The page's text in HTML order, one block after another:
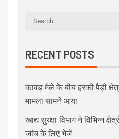
RECENT POSTS
कावड़ मेले के बीच हरकी पैड़ी
मामला सामने आया
खाद्य सुरक्षा विभाग ने विभिन्न
जांच के लिए भेजें